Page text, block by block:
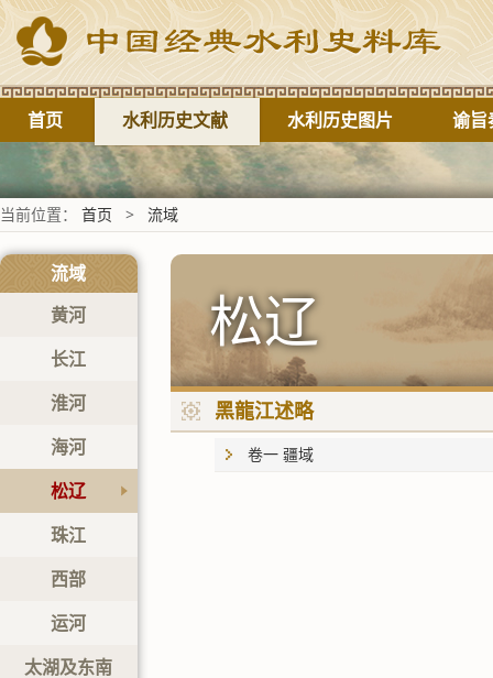
首页 水利历史文献 水利历史图片 谕旨
当前位置： 首页 > 流域
流域
黄河
长江
淮河
海河
松辽
珠江
西部
运河
太湖及东南
松辽
黑龍江述略
卷一 疆域